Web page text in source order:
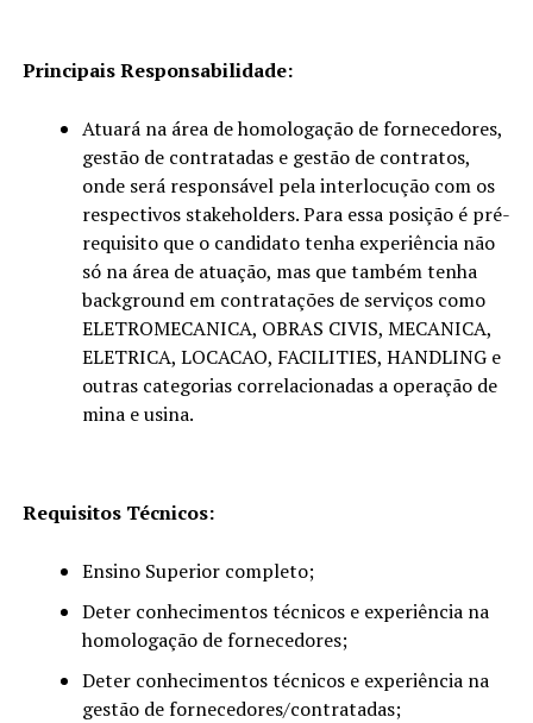
Principais Responsabilidade:
Atuará na área de homologação de fornecedores,
gestão de contratadas e gestão de contratos,
onde será responsável pela interlocução com os
respectivos stakeholders. Para essa posição é pré-
requisito que o candidato tenha experiência não
só na área de atuação, mas que também tenha
background em contratações de serviços como
ELETROMECANICA, OBRAS CIVIS, MECANICA,
ELETRICA, LOCACAO, FACILITIES, HANDLING e
outras categorias correlacionadas a operação de
mina e usina.
Requisitos Técnicos:
Ensino Superior completo;
Deter conhecimentos técnicos e experiência na
homologação de fornecedores;
Deter conhecimentos técnicos e experiência na
gestão de fornecedores/contratadas;